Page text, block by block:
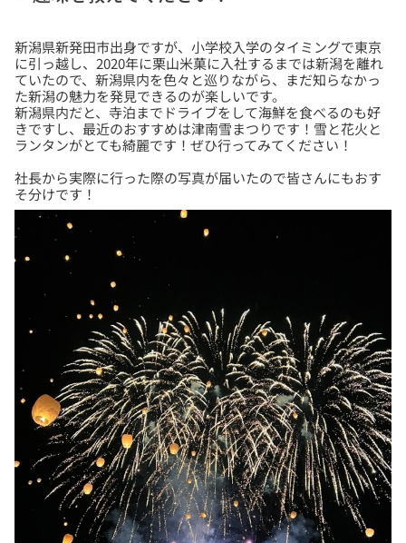
新潟県新発田市出身ですが、小学校入学のタイミングで東京
に引っ越し、2020年に栗山米菓に入社するまでは新潟を離れ
ていたので、新潟県内を色々と巡りながら、まだ知らなかっ
た新潟の魅力を発見できるのが楽しいです。
新潟県内だと、寺泊までドライブをして海鮮を食べるのも好
きですし、最近のおすすめは津南雪まつりです！雪と花火と
社長から実際に行った際の写真が届いたので皆さんにもおす